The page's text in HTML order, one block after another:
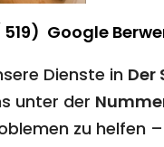
519) Google
Dienste in Der
unter der
zu helfen